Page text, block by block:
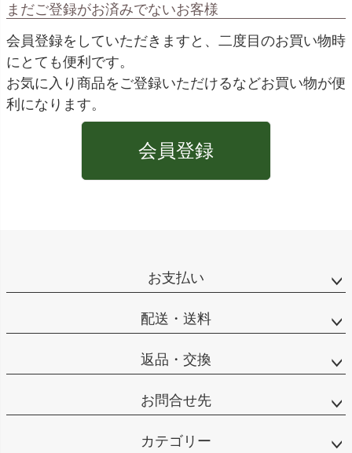
まだご登録がお済みでないお客様
会員登録をしていただきますと、二度目のお買い物時
にとても便利です。
お気に入り商品をご登録いただけるなどお買い物が便
利になります。
会員登録
お支払い
配送・送料
返品・交換
お問合せ先
カテゴリー